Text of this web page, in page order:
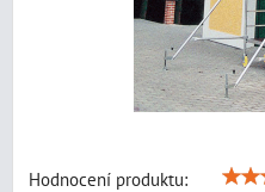
Hodnocení produktu: